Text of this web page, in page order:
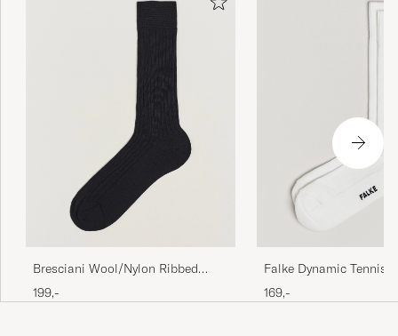
Sidder godt og er superbehagelige at have på.
KØBTE PÅ CAREOFCARL.DK
Bresciani Wool/Nylon Ribbed
Short Socks Black
199,-
Falke Dynamic Tennis
White
169,-